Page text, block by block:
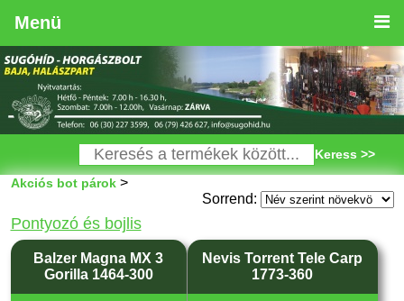
Menü
Keress >>
Akciós bot párok>
Sorrend:
Pontyozó és bojlis
Balzer Magna MX 3
Gorilla 1464-300
Nevis Torrent Tele Carp
1773-360